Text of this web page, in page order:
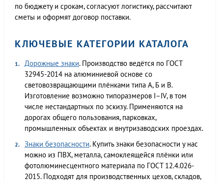
по бюджету и срокам, согласуют логистику, рассчитают
сметы и оформят договор поставки.
КЛЮЧЕВЫЕ КАТЕГОРИИ КАТАЛОГА
Дорожные знаки. Производство ведётся по ГОСТ
32945-2014 на алюминиевой основе со
световозвращающими плёнками типа А, Б и В.
Изготовление возможно типоразмеров I–IV, в том
числе нестандартных по эскизу. Применяются на
дорогах общего пользования, парковках,
промышленных объектах и внутризаводских проездах.
Знаки безопасности. Купить знаки безопасности у нас
можно из ПВХ, металла, самоклеящейся плёнки или
фотолюминесцентного материала по ГОСТ 12.4.026-
2015. Подходят для производственных цехов, складов,